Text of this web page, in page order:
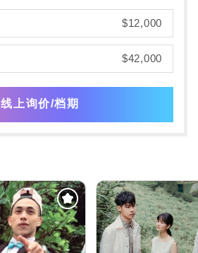
$12,000
$42,000
线上询价/档期